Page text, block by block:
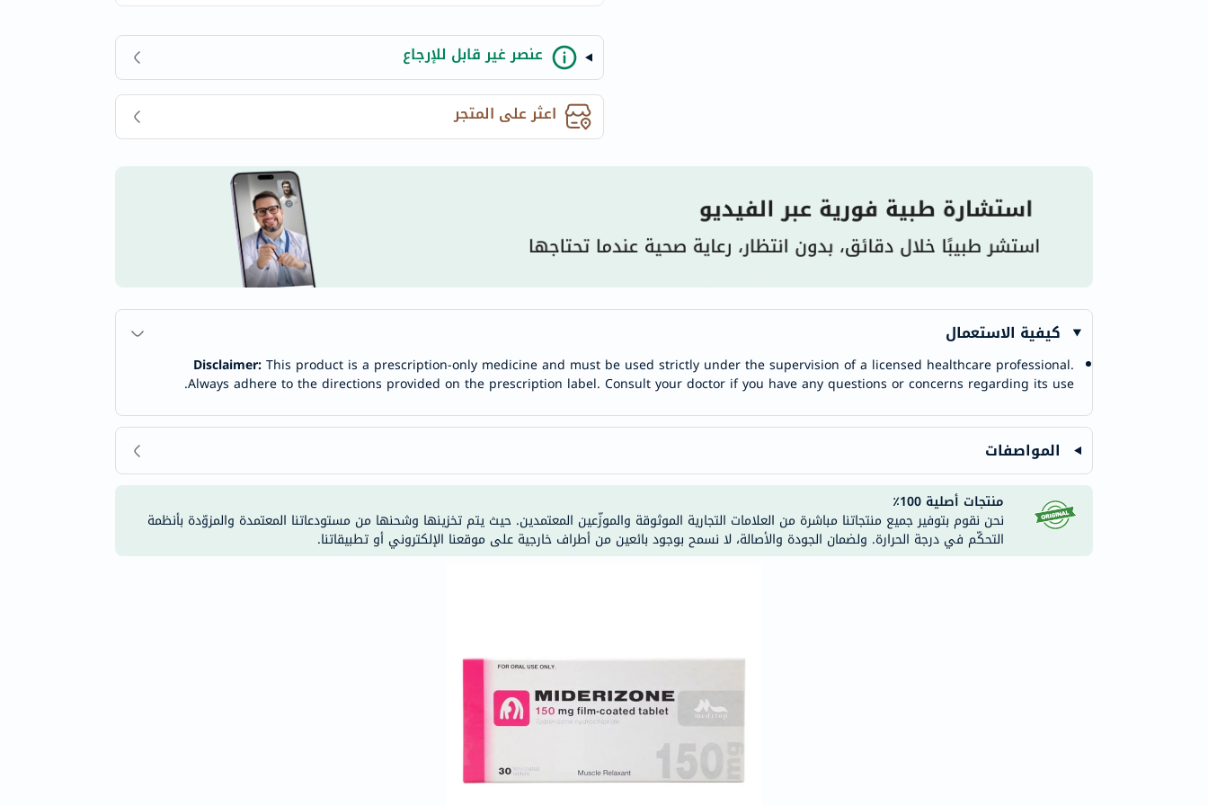
chek
activise
acuvue
annemarie-
freestylelibre
cerave
mustela
celimax
anua
uriage
planet-
paleo
solaray
vitalproteins
optibac
fino
عنصر غير قابل للإرجاع
اعثر على المتجر
كيفية الاستعمال
Disclaimer:This product is a prescription-only medicine and must be used strictly under the supervision of a licensed healthcare professional.
Always adhere to the directions provided on the prescription label. Consult your doctor if you have any questions or concerns regarding its use.
المواصفات
منتجات أصلية 100٪
نحن نقوم بتوفير جميع منتجاتنا مباشرة من العلامات التجارية الموثوقة والموزّعين المعتمدين. حيث يتم تخزينها وشحنها من مستودعاتنا المعتمدة والمزوّدة بأنظمة
التحكّم في درجة الحرارة. ولضمان الجودة والأصالة، لا نسمح بوجود بائعين من أطراف خارجية على موقعنا الإلكتروني أو تطبيقاتنا.